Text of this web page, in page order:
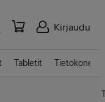
Kirjaudu
Tabletit Tietokoneet